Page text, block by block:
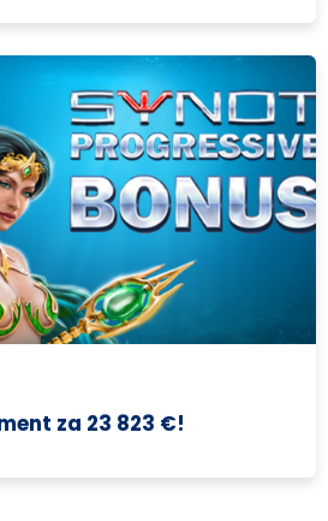
za 23 823 €!